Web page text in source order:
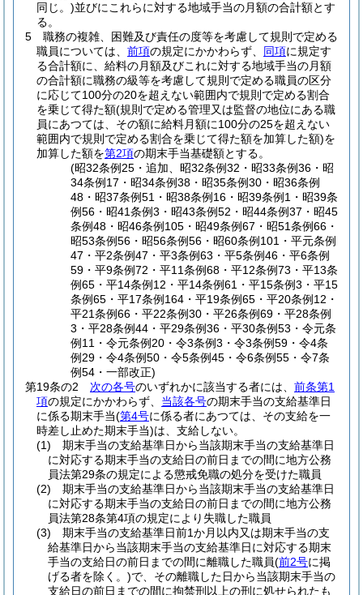
同じ。)並びにこれらに対する地域手当の月額の合計額とす
る。
5
職務の複雑、困難及び責任の度等を考慮して規則で定める
職員については、 前項の規定にかかわらず、 同項に規定す
る合計額に、給料の月額及びこれに対する地域手当の月額
の合計額に職務の級等を考慮して規則で定める職員の区分
に応じて100分の20を超えない範囲内で規則で定める割合
を乗じて得た額(規則で定める管理又は監督の地位にある職
員にあつては、その額に給料月額に100分の25を超えない
範囲内で規則で定める割合を乗じて得た額を加算した額)を
加算した額を第2項の期末手当基礎額とする。
(昭32条例25・追加、昭32条例32・昭33条例36・昭
34条例17・昭34条例38・昭35条例30・昭36条例
48・昭37条例51・昭38条例16・昭39条例1・昭39条
例56・昭41条例3・昭43条例52・昭44条例37・昭45
条例48・昭46条例105・昭49条例67・昭51条例66・
昭53条例56・昭56条例56・昭60条例101・平元条例
47・平2条例47・平3条例63・平5条例46・平6条例
59・平9条例72・平11条例68・平12条例73・平13条
例65・平14条例12・平14条例61・平15条例3・平15
条例65・平17条例164・平19条例65・平20条例12・
平21条例66・平22条例30・平26条例69・平28条例
3・平28条例44・平29条例36・平30条例53・令元条
例11・令元条例20・令3条例3・令3条例59・令4条
例29・令4条例50・令5条例45・令6条例55・令7条
例54・一部改正)
第19条の2
次の各号のいずれかに該当する者には、 前条第1
項の規定にかかわらず、 当該各号の期末手当の支給基準日
に係る期末手当(第4号に係る者にあつては、その支給を一
時差し止めた期末手当)は、支給しない。
(1)
期末手当の支給基準日から当該期末手当の支給基準日
に対応する期末手当の支給日の前日までの間に地方公務
員法第29条の規定による懲戒免職の処分を受けた職員
(2)
期末手当の支給基準日から当該期末手当の支給基準日
に対応する期末手当の支給日の前日までの間に地方公務
員法第28条第4項の規定により失職した職員
(3)
期末手当の支給基準日前1か月以内又は期末手当の支
給基準日から当該期末手当の支給基準日に対応する期末
手当の支給日の前日までの間に離職した職員(前2号に掲
げる者を除く。)で、その離職した日から当該期末手当の
支給日の前日までの間に拘禁刑以上の刑に処せられたも